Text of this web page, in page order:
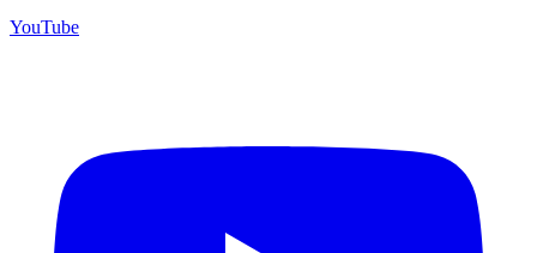
YouTube